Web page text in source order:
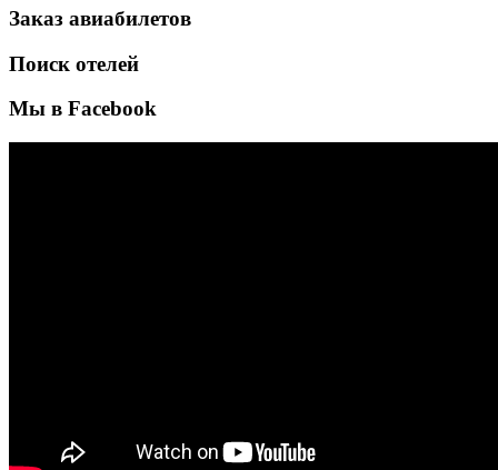
Заказ авиабилетов
Поиск отелей
Мы в Facebook